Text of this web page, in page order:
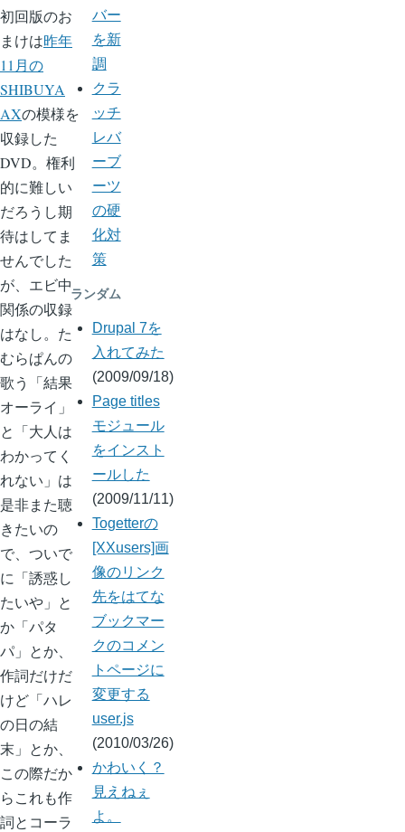
初回版のお
まけは昨年
11月の
SHIBUYA
AXの模様を
収録した
DVD。権利
的に難しい
だろうし期
待はしてま
せんでした
が、エビ中
関係の収録
はなし。た
むらぱんの
歌う「結果
オーライ」
と「大人は
わかってく
れない」は
是非また聴
きたいの
で、ついで
に「誘惑し
たいや」と
か「パタ
パ」とか、
作詞だけだ
けど「ハレ
の日の結
末」とか、
この際だか
らこれも作
詞とコーラ
バー
を新
調
クラ
ッチ
レバ
ーブ
ーツ
の硬
化対
策
ランダム
Drupal 7を
入れてみた
(2009/09/18)
Page titles
モジュール
をインスト
ールした
(2009/11/11)
Togetterの
[XXusers]画
像のリンク
先をはてな
ブックマー
クのコメン
トページに
変更する
user.js
(2010/03/26)
かわいく？
見えねぇ
よ。